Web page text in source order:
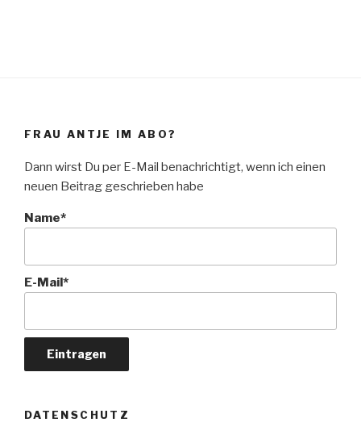
FRAU ANTJE IM ABO?
Dann wirst Du per E-Mail benachrichtigt, wenn ich einen
neuen Beitrag geschrieben habe
Name*
E-Mail*
DATENSCHUTZ